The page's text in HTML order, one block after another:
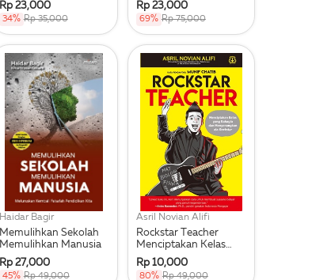
Rp 23,000
34% Rp 35,000
Rp 23,000
69% Rp 75,000
Haidar Bagir
Memulihkan Sekolah
Memulihkan Manusia
Rp 27,000
45% Rp 49,000
Asril Novian Alifi
Rockstar Teacher
Menciptakan Kelas
Yang Bahagia Dan
Menyenangkan
Rp 10,000
80% Rp 49,000